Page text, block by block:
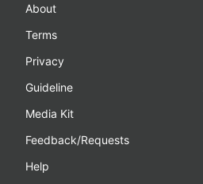
About
Terms
Privacy
Guideline
Media Kit
Feedback/Requests
Help